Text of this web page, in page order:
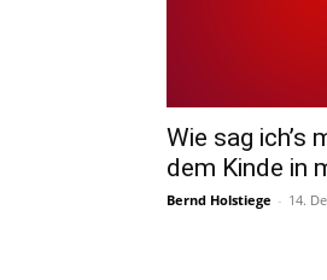
Wie sag ich’s
dem Kinde in
Bernd Holstiege - 14.